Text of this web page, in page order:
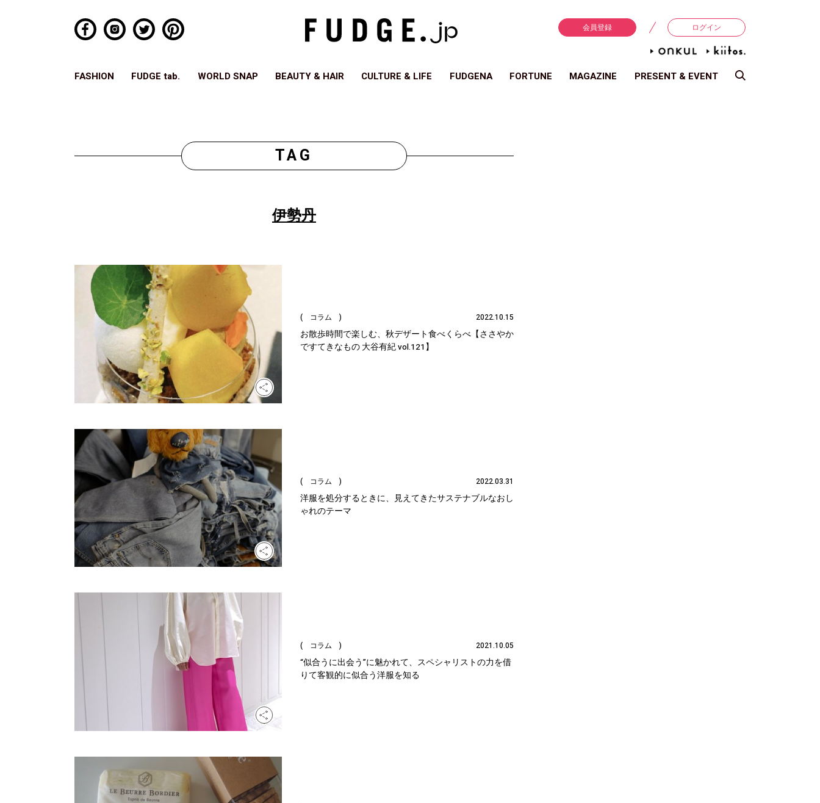
会員登録 ログイン
FASHION FUDGE tab. WORLD SNAP BEAUTY & HAIR CULTURE & LIFE FUDGENA FORTUNE MAGAZINE PRESENT & EVENT
TAG
伊勢丹
( コラム ) 2022.10.15
お散歩時間で楽しむ、秋デザート食べくらべ【ささやか
ですてきなもの 大谷有紀 vol.121】
( コラム ) 2022.03.31
洋服を処分するときに、見えてきたサステナブルなおし
ゃれのテーマ
( コラム ) 2021.10.05
“似合うに出会う”に魅かれて、スペシャリストの力を借
りて客観的に似合う洋服を知る